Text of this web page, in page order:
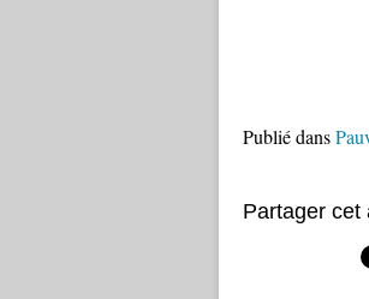
Publié dans
Partager cet